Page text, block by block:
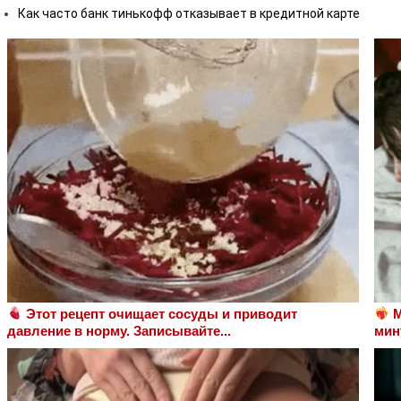
Как часто банк тинькофф отказывает в кредитной карте
Этот рецепт очищает сосуды и приводит
давление в норму. Записывайте...